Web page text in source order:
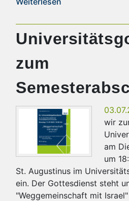
zum
wir
am
um
St. Augustinus im
ein. Der Gottesdienst steht
"Weggemeinschaft mit